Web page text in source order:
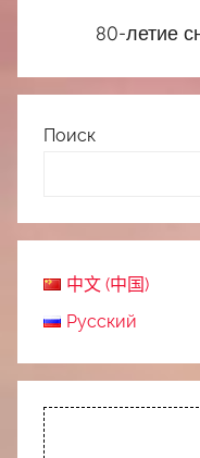
80-летие
Поиск
中文 (中国)
Русский